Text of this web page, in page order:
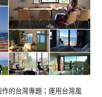
作的台灣專題；運用台灣風